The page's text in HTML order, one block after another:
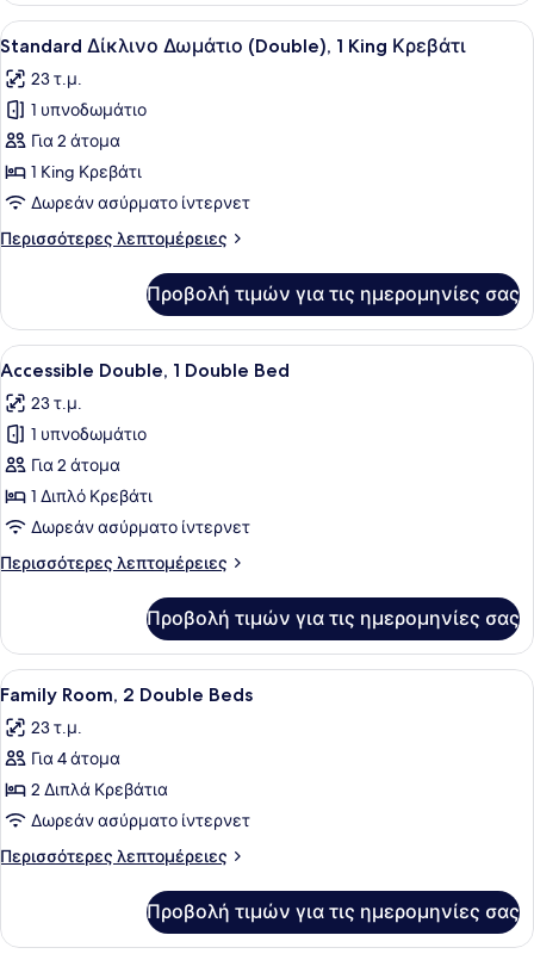
Bunk
Bed
Double
with
Bunk
Bed
Προβολή
όλων
των
φωτογραφιών
για
Standard
Δίκλινο
Δωμάτιο
(Double),
Κρεβάτι
Ένα σύγχρονο υπνοδωμάτιο με
8
Standard Δίκλινο Δωμάτιο (Double), 1 King Κρεβάτι
23 τ.μ.
1 υπνοδωμάτιο
Για 2 άτομα
1 King Κρεβάτι
Δωρεάν ασύρματο ίντερνετ
Περισσότερες λεπτομέρειες
Περισσότερες
Δίκλινο
Δωμάτιο
(Double),
King
Κρεβάτι
Προβολή τιμών για τις ημερομηνίες σας
Προβολή
όλων
των
φωτογραφιών
για
Accessible
Double,
1
Double
Ένα σύγχρονο υπνοδωμάτιο με
6
Accessible Double, 1 Double Bed
23 τ.μ.
1 υπνοδωμάτιο
Για 2 άτομα
1 Διπλό Κρεβάτι
Δωρεάν ασύρματο ίντερνετ
Περισσότερες λεπτομέρειες
Περισσότερες
Double,
Double
Προβολή τιμών για τις ημερομηνίες σας
Προβολή
όλων
των
φωτογραφιών
για
Family
Room,
2
Beds
Ένα δωμάτιο ξενοδοχείου με ένα
8
Family Room, 2 Double Beds
23 τ.μ.
Για 4 άτομα
2 Διπλά Κρεβάτια
Δωρεάν ασύρματο ίντερνετ
Περισσότερες λεπτομέρειες
Περισσότερες
Room,
Προβολή τιμών για τις ημερομηνίες σας